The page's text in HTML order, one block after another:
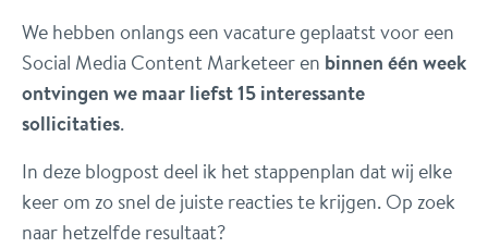
We hebben onlangs een vacature geplaatst voor een
Social Media Content Marketeer en binnen één week
ontvingen we maar liefst 15 interessante
sollicitaties.
In deze blogpost deel ik het stappenplan dat wij elke
keer om zo snel de juiste reacties te krijgen. Op zoek
naar hetzelfde resultaat?